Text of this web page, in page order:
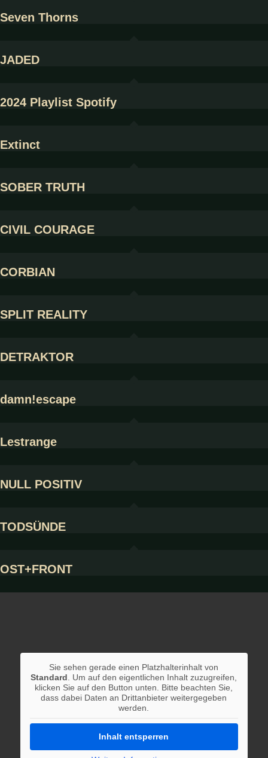
Seven Thorns
JADED
2024 Playlist Spotify
Extinct
SOBER TRUTH
CIVIL COURAGE
CORBIAN
SPLIT REALITY
DETRAKTOR
damn!escape
Lestrange
NULL POSITIV
TODSÜNDE
OST+FRONT
Sie sehen gerade einen Platzhalterinhalt von
Standard . Um auf den eigentlichen Inhalt zuzugreifen,
klicken Sie auf den Button unten. Bitte beachten Sie,
dass dabei Daten an Drittanbieter weitergegeben
werden.
Inhalt entsperren